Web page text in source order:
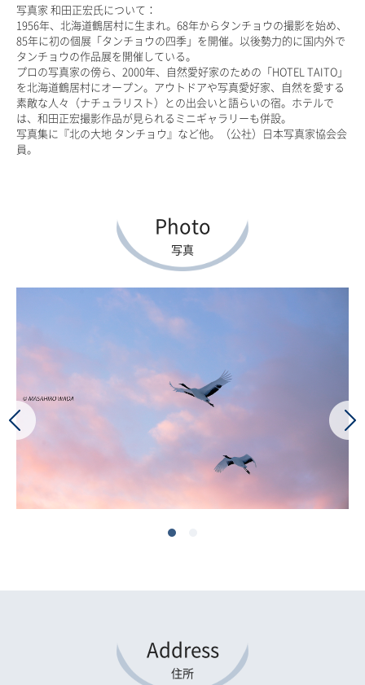
写真家 和田正宏氏について：
1956年、北海道鶴居村に生まれ。68年からタンチョウの撮影を始め、
85年に初の個展「タンチョウの四季」を開催。以後勢力的に国内外で
タンチョウの作品展を開催している。
プロの写真家の傍ら、2000年、自然愛好家のための「HOTEL TAITO」
を北海道鶴居村にオープン。アウトドアや写真愛好家、自然を愛する
素敵な人々（ナチュラリスト）との出会いと語らいの宿。ホテルで
は、和田正宏撮影作品が見られるミニギャラリーも併設。
写真集に『北の大地 タンチョウ』など他。（公社）日本写真家協会会
員。
Photo
写真
Address
住所